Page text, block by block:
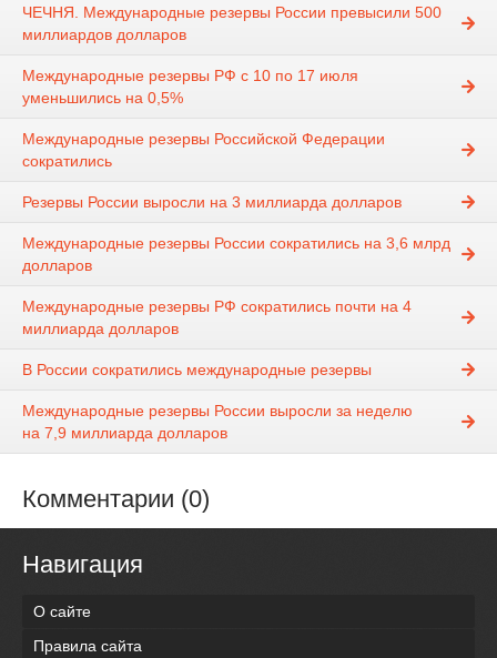
ЧЕЧНЯ. Международные резервы России превысили 500
миллиардов долларов
Международные резервы РФ с 10 по 17 июля
уменьшились на 0,5%
Международные резервы Российской Федерации
сократились
Резервы России выросли на 3 миллиарда долларов
Международные резервы России сократились на 3,6 млрд
долларов
Международные резервы РФ сократились почти на 4
миллиарда долларов
В России сократились международные резервы
Международные резервы России выросли за неделю
на 7,9 миллиарда долларов
Комментарии (0)
Навигация
О сайте
Правила сайта